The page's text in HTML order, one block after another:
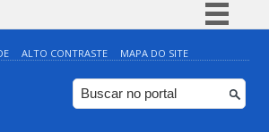
Simplifique!
Comunica BR
Participe
ALTO CONTRASTE MAPA DO SITE